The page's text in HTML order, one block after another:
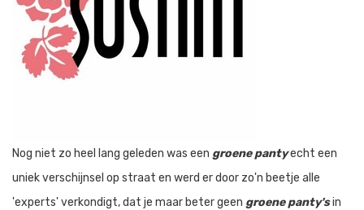
Nog niet zo heel lang geleden was een groene pantyecht een
uniek verschijnsel op straat en werd er door zo'n beetje alle
'experts' verkondigt, dat je maar beter geen groene panty'sin